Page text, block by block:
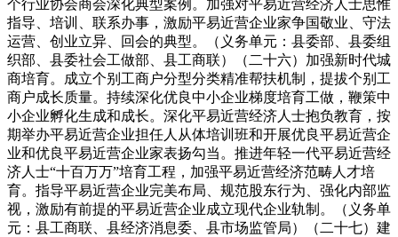
个行业协会商会深化典型案例。加强对平易近营经济人士思惟
指导、培训、联系办事，激励平易近营企业家争国敬业、守法
运营、创业立异、回会的典型。（义务单元：县委部、县委组
织部、县委社会工做部、县工商联）（二十六）加强新时代城
商培育。成立个别工商户分型分类精准帮扶机制，提拔个别工
商户成长质量。持续深化优良中小企业梯度培育工做，鞭策中
小企业孵化生成和成长。深化平易近营经济人士抱负教育，按
期举办平易近营企业担任人从体培训班和开展优良平易近营企
业和优良平易近营企业家表扬勾当。推进年轻一代平易近营经
济人士“十百万万”培育工程，加强平易近营经济范畴人才培
育。指导平易近营企业完美布局、规范股东行为、强化内部监
视，激励有前提的平易近营企业成立现代企业轨制。（义务单
元：县工商联、县经济消息委、县市场监管局）（二十七）建